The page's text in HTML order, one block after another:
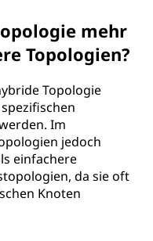
mehr
Topologien?
Topologie
Im
jedoch
einfachere
da sie oft
Knoten